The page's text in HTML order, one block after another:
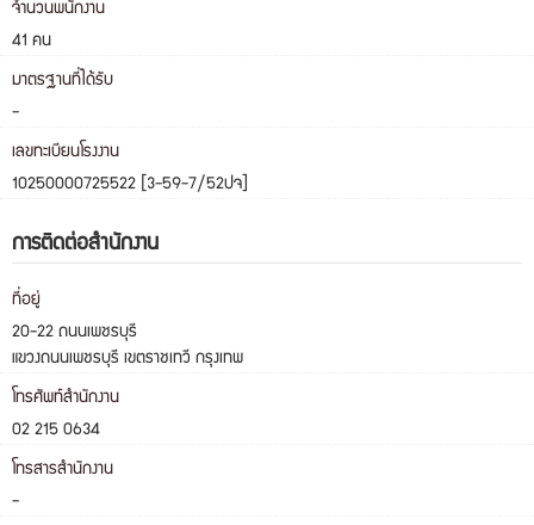
จำนวนพนักงาน
41 คน
มาตรฐานที่ได้รับ
-
เลขทะเบียนโรงงาน
10250000725522 [3-59-7/52ปจ]
การติดต่อสำนักงาน
ที่อยู่
20-22 ถนนเพชรบุรี
แขวงถนนเพชรบุรี เขตราชเทวี กรุงเทพ
โทรศัพท์สำนักงาน
02 215 0634
โทรสารสำนักงาน
-